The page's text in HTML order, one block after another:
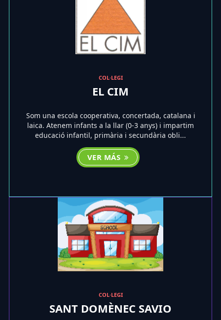
COL·LEGI
EL CIM
Som una escola cooperativa, concertada, catalana i
laica. Atenem infants a la llar (0-3 anys) i impartim
educació infantil, primària i secundària obli...
VER MÁS
COL·LEGI
SANT DOMÈNEC SAVIO